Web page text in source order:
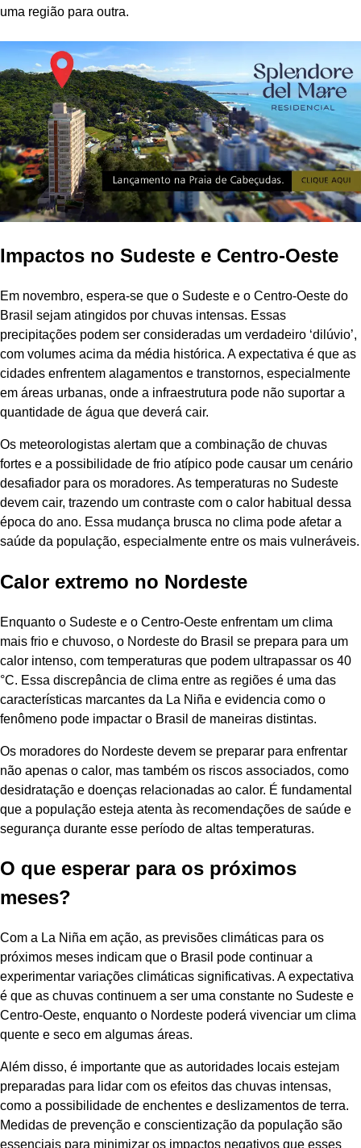
uma região para outra.
Impactos no Sudeste e Centro-Oeste
Em novembro, espera-se que o Sudeste e o Centro-Oeste do
Brasil sejam atingidos por chuvas intensas. Essas
precipitações podem ser consideradas um verdadeiro ‘dilúvio’,
com volumes acima da média histórica. A expectativa é que as
cidades enfrentem alagamentos e transtornos, especialmente
em áreas urbanas, onde a infraestrutura pode não suportar a
quantidade de água que deverá cair.
Os meteorologistas alertam que a combinação de chuvas
fortes e a possibilidade de frio atípico pode causar um cenário
desafiador para os moradores. As temperaturas no Sudeste
devem cair, trazendo um contraste com o calor habitual dessa
época do ano. Essa mudança brusca no clima pode afetar a
saúde da população, especialmente entre os mais vulneráveis.
Calor extremo no Nordeste
Enquanto o Sudeste e o Centro-Oeste enfrentam um clima
mais frio e chuvoso, o Nordeste do Brasil se prepara para um
calor intenso, com temperaturas que podem ultrapassar os 40
°C. Essa discrepância de clima entre as regiões é uma das
características marcantes da La Niña e evidencia como o
fenômeno pode impactar o Brasil de maneiras distintas.
Os moradores do Nordeste devem se preparar para enfrentar
não apenas o calor, mas também os riscos associados, como
desidratação e doenças relacionadas ao calor. É fundamental
que a população esteja atenta às recomendações de saúde e
segurança durante esse período de altas temperaturas.
O que esperar para os próximos
meses?
Com a La Niña em ação, as previsões climáticas para os
próximos meses indicam que o Brasil pode continuar a
experimentar variações climáticas significativas. A expectativa
é que as chuvas continuem a ser uma constante no Sudeste e
Centro-Oeste, enquanto o Nordeste poderá vivenciar um clima
quente e seco em algumas áreas.
Além disso, é importante que as autoridades locais estejam
preparadas para lidar com os efeitos das chuvas intensas,
como a possibilidade de enchentes e deslizamentos de terra.
Medidas de prevenção e conscientização da população são
essenciais para minimizar os impactos negativos que esses